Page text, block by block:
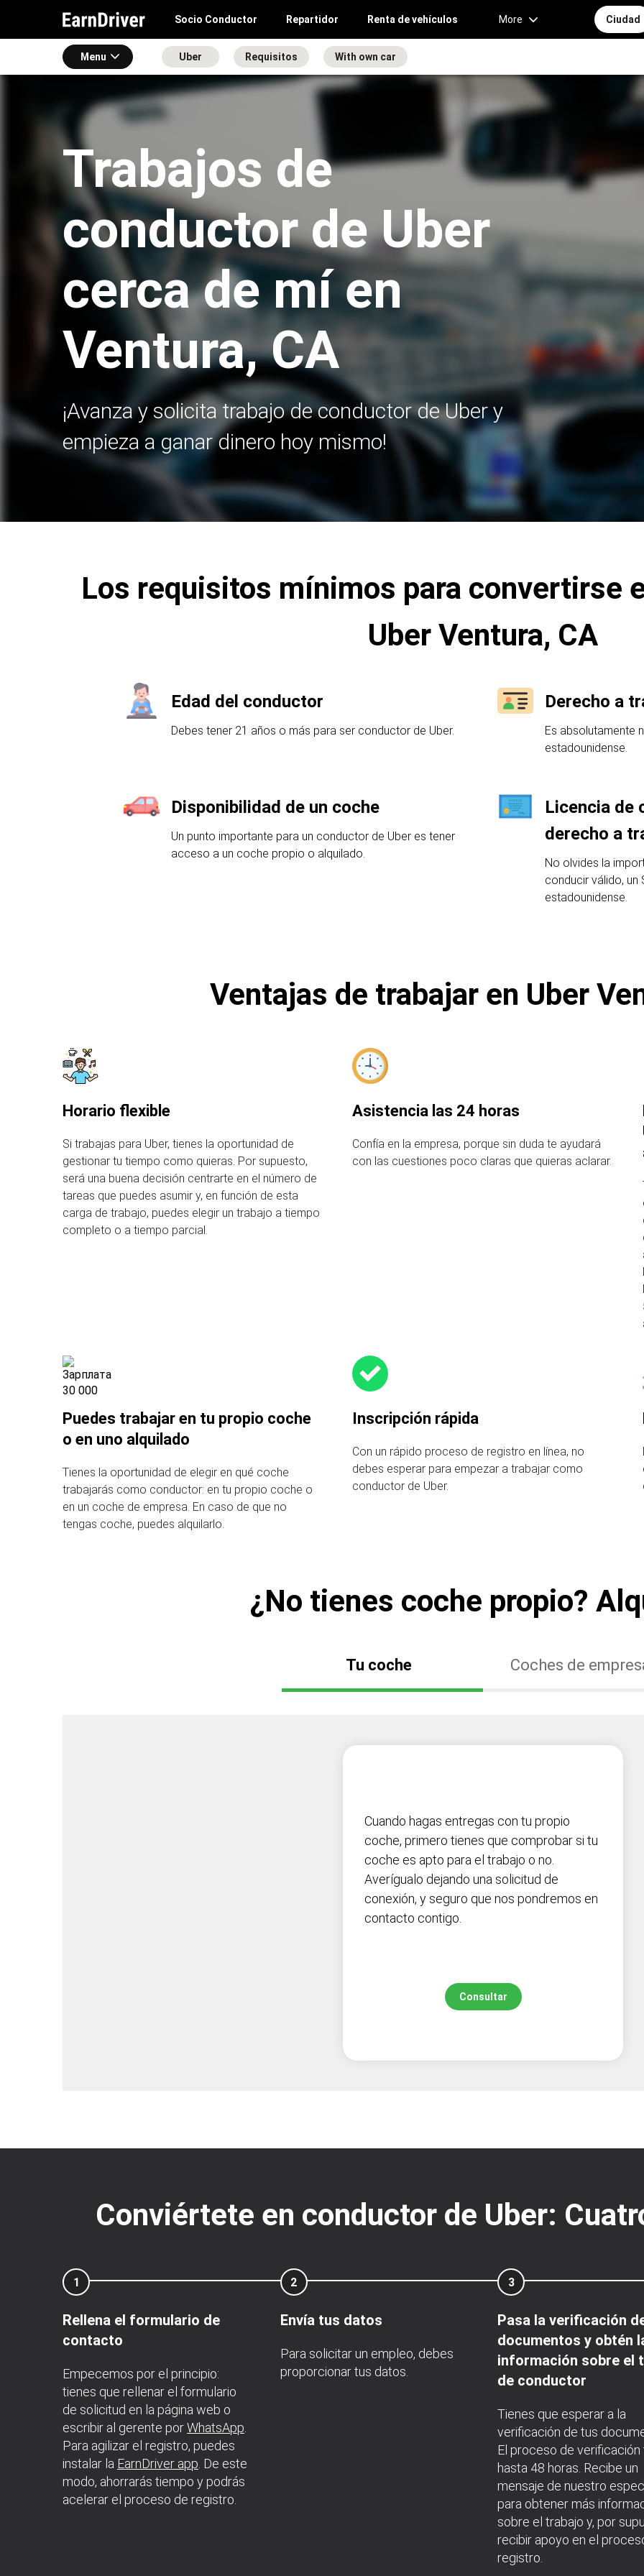
Socio Conductor Repartidor Renta de vehículos More Сiudad
Menu Uber Requisitos With own car
Trabajos de
conductor de Uber
cerca de mí en
Ventura, CA
¡Avanza y solicita trabajo de conductor de Uber y
empieza a ganar dinero hoy mismo!
Los requisitos mínimos para convertirse
Uber Ventura, CA
Edad del conductor
Debes tener 21 años o más para ser conductor de Uber.
Derecho a
Es absolutamente
estadounidense.
Disponibilidad de un coche
Un punto importante para un conductor de Uber es tener
acceso a un coche propio o alquilado.
Licencia de
derecho a
No olvides la
conducir válido, un
estadounidense.
Ventajas de trabajar en Uber
Horario flexible
Si trabajas para Uber, tienes la oportunidad de
gestionar tu tiempo como quieras. Por supuesto,
será una buena decisión centrarte en el número de
tareas que puedes asumir y, en función de esta
carga de trabajo, puedes elegir un trabajo a tiempo
completo o a tiempo parcial.
Asistencia las 24 horas
Confía en la empresa, porque sin duda te ayudará
con las cuestiones poco claras que quieras aclarar.
Puedes trabajar en tu propio coche
o en uno alquilado
Tienes la oportunidad de elegir en qué coche
trabajarás como conductor: en tu propio coche o
en un coche de empresa. En caso de que no
tengas coche, puedes alquilarlo.
Inscripción rápida
Con un rápido proceso de registro en línea, no
debes esperar para empezar a trabajar como
conductor de Uber.
¿No tienes coche propio?
Tu coche Coches de
Cuando hagas entregas con tu propio
coche, primero tienes que comprobar si tu
coche es apto para el trabajo o no.
Averígualo dejando una solicitud de
conexión, y seguro que nos pondremos en
contacto contigo.
Consultar
Conviértete en conductor de Uber:
1
Rellena el formulario de
contacto
Empecemos por el principio:
tienes que rellenar el formulario
de solicitud en la página web o
escribir al gerente porWhatsApp
Para agilizar el registro, puedes
instalar la EarnDriver app . De este
modo, ahorrarás tiempo y podrás
acelerar el proceso de registro.
2
Envía tus datos
Para solicitar un empleo, debes
proporcionar tus datos.
3
Pasa la verificación
documentos y obtén
información sobre el
de conductor
Tienes que esperar a la
verificación de tus
El proceso de verificación
hasta 48 horas. Recibe un
mensaje de nuestro
para obtener más
sobre el trabajo y, por
recibir apoyo en el
registro.